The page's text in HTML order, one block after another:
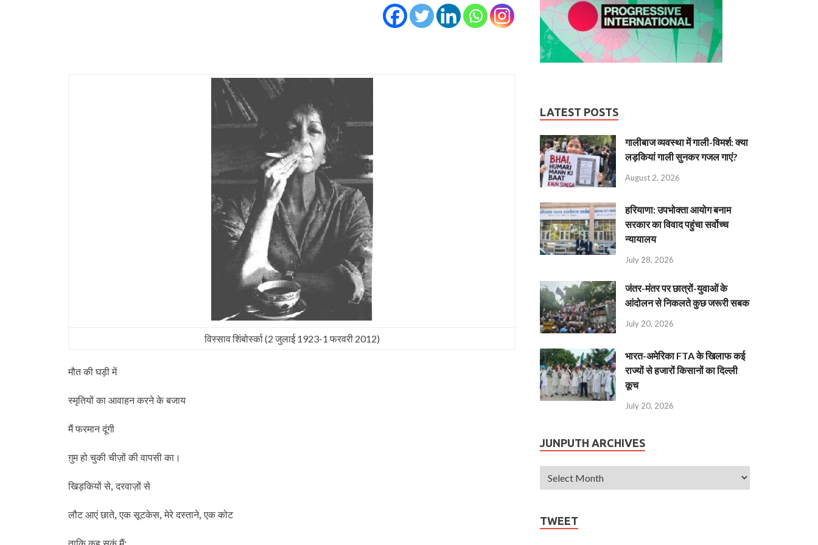
विस्‍साव शिंबोर्स्‍का (2 जुलाई 1923-1 फरवरी 2012)
मौत की घड़ी में
स्‍मृतियों का आवाहन करने के बजाय
मैं फरमान दूंगी
ग़ुम हो चुकी चीज़ों की वापसी का।
खिड़कियों से, दरवाज़ों से
लौट आएं छाते, एक सूटकेस, मेरे दस्‍ताने, एक कोट
LATEST POSTS
गालीबाज व्‍यवस्‍था में गाली-विमर्श: क्या
लड़कियां गाली सुनकर गजल गाएं?
August 2, 2026
हरियाणा: उपभोक्ता आयोग बनाम
सरकार का विवाद पहुंचा सर्वोच्च
न्यायालय
July 28, 2026
जंतर-मंतर पर छात्रों-युवाओं के
आंदोलन से निकलते कुछ जरूरी सबक
July 20, 2026
भारत-अमेरिका FTA के खिलाफ कई
राज्यों से हजारों किसानों का दिल्ली
कूच
July 20, 2026
JUNPUTH ARCHIVES
TWEET